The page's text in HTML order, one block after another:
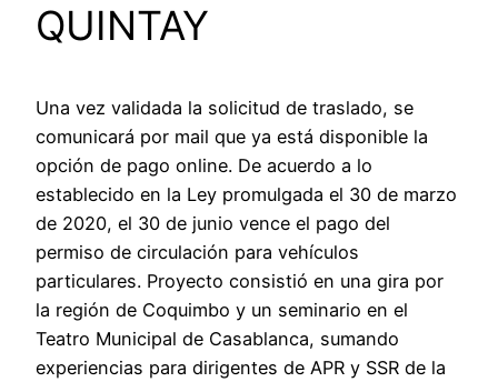
QUINTAY
Una vez validada la solicitud de traslado, se
comunicará por mail que ya está disponible la
opción de pago online. De acuerdo a lo
establecido en la Ley promulgada el 30 de marzo
de 2020, el 30 de junio vence el pago del
permiso de circulación para vehículos
particulares. Proyecto consistió en una gira por
la región de Coquimbo y un seminario en el
Teatro Municipal de Casablanca, sumando
experiencias para dirigentes de APR y SSR de la